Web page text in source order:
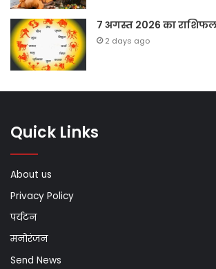
7 अगस्त 2026 का
2 days ago
Quick Links
About us
Privacy Policy
पर्यटन
मनोरंजन
Send News